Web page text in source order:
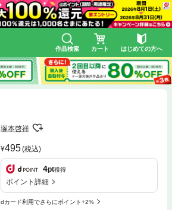
作品検索 カート はじめての方へ
塚本啓祥
495(税込)
4pt獲得
ポイント詳細
dカード利用でさらにポイント+2%